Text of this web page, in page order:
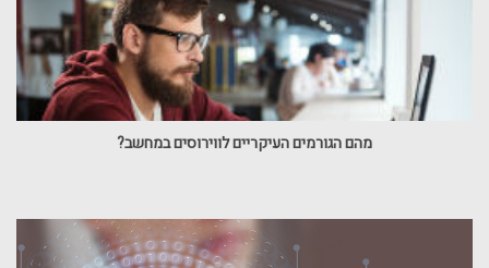
מהם הגורמים העיקריים לווירוסים במחשב?